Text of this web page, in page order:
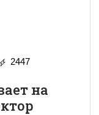
2447
на